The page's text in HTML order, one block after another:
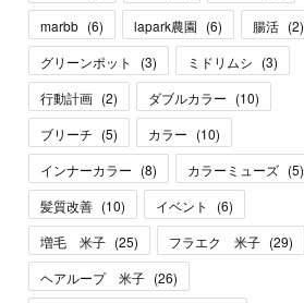
marbb (6) lapark農園 (6) 腸活 (2)
グリーンポット
(3) ミドリムシ (3)
行動計画 (2) ダブルカラー (10)
ブリーチ (5) カラー (10)
インナーカラー (8) カラーミューズ (5)
髪質改善 (10) イベント (6)
増毛 米子 (25) フラエク 米子 (29)
ヘアループ 米子 (26)